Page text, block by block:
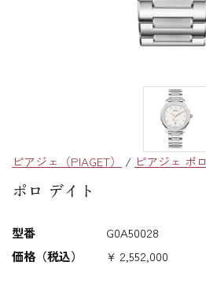
ピアジェ（PIAGET） / ピアジェ ポロ
ポロ デイト
型番
G0A50028
価格（税込）
¥ 2,552,000